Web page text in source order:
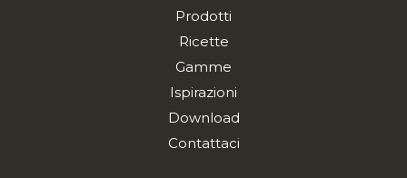
Prodotti
Ricette
Gamme
Ispirazioni
Download
Contattaci